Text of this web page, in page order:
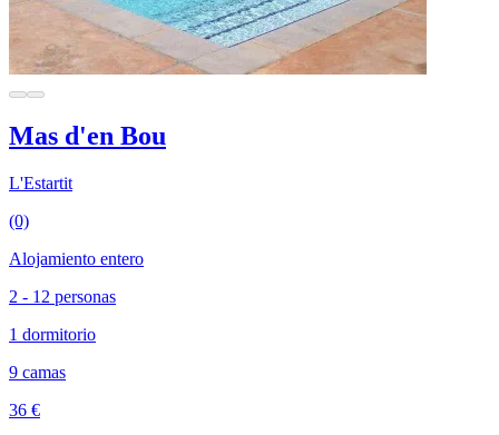
Mas d'en Bou
L'Estartit
(0)
Alojamiento entero
2 - 12 personas
1 dormitorio
9 camas
36 €